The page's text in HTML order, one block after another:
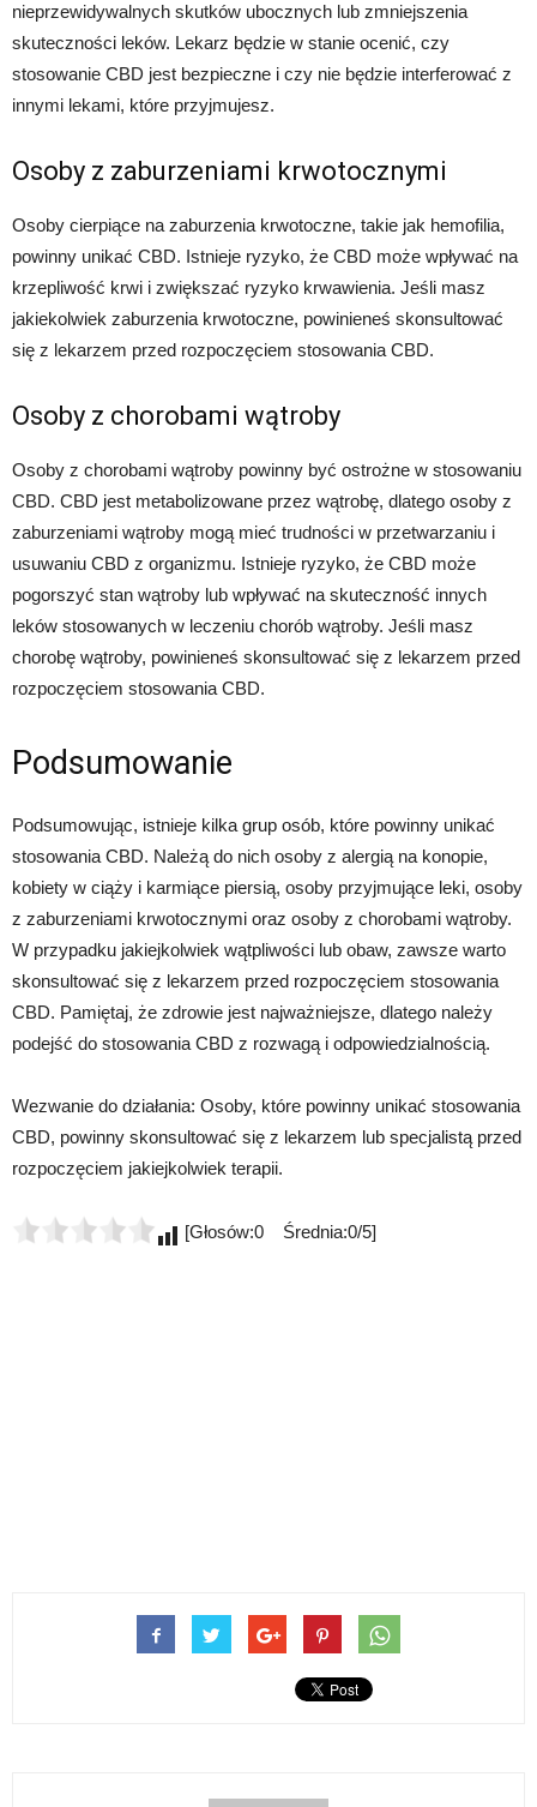
nieprzewidywalnych skutków ubocznych lub zmniejszenia
skuteczności leków. Lekarz będzie w stanie ocenić, czy
stosowanie CBD jest bezpieczne i czy nie będzie interferować z
innymi lekami, które przyjmujesz.
Osoby z zaburzeniami krwotocznymi
Osoby cierpiące na zaburzenia krwotoczne, takie jak hemofilia,
powinny unikać CBD. Istnieje ryzyko, że CBD może wpływać na
krzepliwość krwi i zwiększać ryzyko krwawienia. Jeśli masz
jakiekolwiek zaburzenia krwotoczne, powinieneś skonsultować
się z lekarzem przed rozpoczęciem stosowania CBD.
Osoby z chorobami wątroby
Osoby z chorobami wątroby powinny być ostrożne w stosowaniu
CBD. CBD jest metabolizowane przez wątrobę, dlatego osoby z
zaburzeniami wątroby mogą mieć trudności w przetwarzaniu i
usuwaniu CBD z organizmu. Istnieje ryzyko, że CBD może
pogorszyć stan wątroby lub wpływać na skuteczność innych
leków stosowanych w leczeniu chorób wątroby. Jeśli masz
chorobę wątroby, powinieneś skonsultować się z lekarzem przed
rozpoczęciem stosowania CBD.
Podsumowanie
Podsumowując, istnieje kilka grup osób, które powinny unikać
stosowania CBD. Należą do nich osoby z alergią na konopie,
kobiety w ciąży i karmiące piersią, osoby przyjmujące leki, osoby
z zaburzeniami krwotocznymi oraz osoby z chorobami wątroby.
W przypadku jakiejkolwiek wątpliwości lub obaw, zawsze warto
skonsultować się z lekarzem przed rozpoczęciem stosowania
CBD. Pamiętaj, że zdrowie jest najważniejsze, dlatego należy
podejść do stosowania CBD z rozwagą i odpowiedzialnością.
Wezwanie do działania: Osoby, które powinny unikać stosowania
CBD, powinny skonsultować się z lekarzem lub specjalistą przed
rozpoczęciem jakiejkolwiek terapii.
[Głosów:0 Średnia:0/5]